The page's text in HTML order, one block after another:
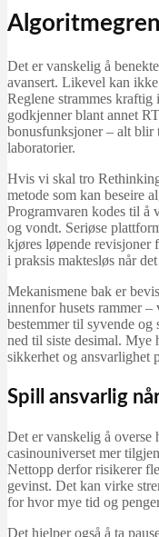
Det er vanskelig å
avansert. Likevel kan
Reglene strammes
godkjenner blant annet
bonusfunksjoner – alt blir
laboratorier.
Hvis vi skal tro
metode som kan beseire
Programvaren kodes til å
og vondt. Seriøse
kjøres løpende revisjoner
i praksis maktesløs når
Mekanismene bak er
innenfor husets rammer
bestemmer til syvende og
ned til siste desimal. Mye
sikkerhet og ansvarlighet
Spill ansvarlig
Det er vanskelig å overse
casinouniverset mer
Nettopp derfor risikerer
gevinst. Det kan virke
for hvor mye tid og
Det hjelper også å ta